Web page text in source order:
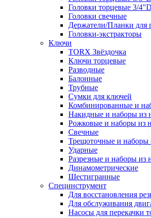
Головки торцевые 3/
Головки свечные
Держатели/Планки для
Головки-экстракторы
Ключи
TORX Звёздочка
Ключи торцевые
Разводные
Балонные
Трубные
Сумки для ключей
Комбинированные и
Накидные и наборы из
Рожковые и наборы из
Свечные
Трещоточные и наборы
Ударные
Разрезные и наборы из
Динамометрические
Шестигранные
Специнструмент
Для восстановления
Для обслуживания
Насосы для перекачки